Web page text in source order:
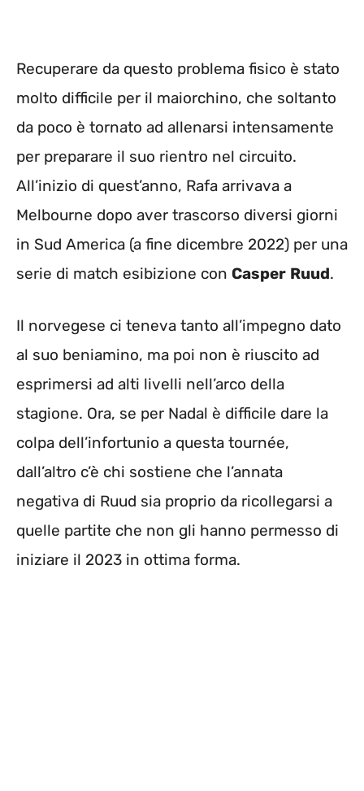
Recuperare da questo problema fisico è stato
molto difficile per il maiorchino, che soltanto
da poco è tornato ad allenarsi intensamente
per preparare il suo rientro nel circuito.
All’inizio di quest’anno, Rafa arrivava a
Melbourne dopo aver trascorso diversi giorni
in Sud America (a fine dicembre 2022) per una
serie di match esibizione con Casper Ruud.
Il norvegese ci teneva tanto all’impegno dato
al suo beniamino, ma poi non è riuscito ad
esprimersi ad alti livelli nell’arco della
stagione. Ora, se per Nadal è difficile dare la
colpa dell’infortunio a questa tournée,
dall’altro c’è chi sostiene che l’annata
negativa di Ruud sia proprio da ricollegarsi a
quelle partite che non gli hanno permesso di
iniziare il 2023 in ottima forma.